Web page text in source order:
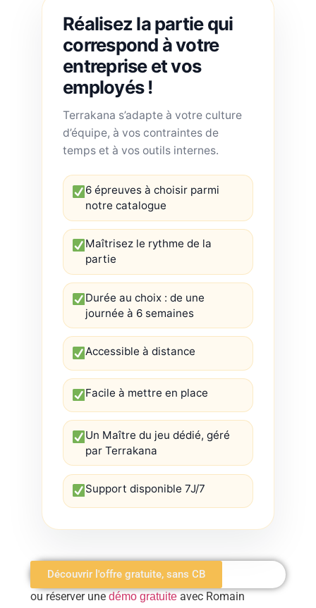
Réalisez la partie qui
correspond à votre
entreprise et vos
employés !
Terrakana s’adapte à votre culture
d’équipe, à vos contraintes de
temps et à vos outils internes.
6 épreuves à choisir parmi
notre catalogue
Maîtrisez le rythme de la
partie
Durée au choix : de une
journée à 6 semaines
Accessible à distance
Facile à mettre en place
Un Maître du jeu dédié, géré
par Terrakana
Support disponible 7J/7
Découvrir l'offre gratuite, sans CB
ou réserver unedémo gratuite avec Romain